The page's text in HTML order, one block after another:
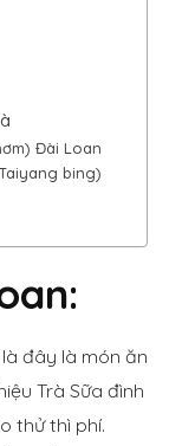
Đài Loan
bing)
đây là món ăn
Trà Sữa đình
thử thì phí.